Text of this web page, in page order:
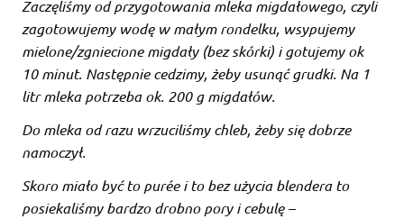
Zaczęliśmy od przygotowania mleka migdałowego, czyli
zagotowujemy wodę w małym rondelku, wsypujemy
mielone/zgniecione migdały (bez skórki) i gotujemy ok
10 minut. Następnie cedzimy, żeby usunąć grudki. Na 1
litr mleka potrzeba ok. 200 g migdałów.
Do mleka od razu wrzuciliśmy chleb, żeby się dobrze
namoczył.
Skoro miało być to purée i to bez użycia blendera to
posiekaliśmy bardzo drobno pory i cebulę –